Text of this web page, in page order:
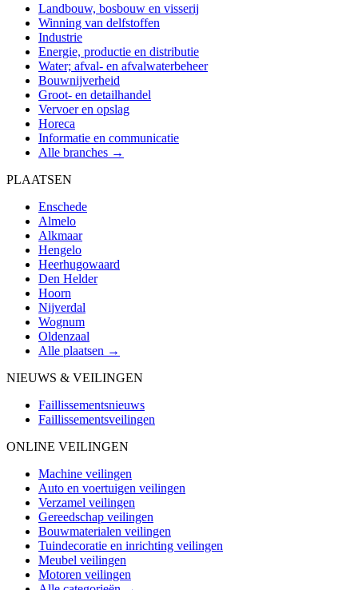
Landbouw, bosbouw en visserij
Winning van delfstoffen
Industrie
Energie, productie en distributie
Water; afval- en afvalwaterbeheer
Bouwnijverheid
Groot- en detailhandel
Vervoer en opslag
Horeca
Informatie en communicatie
Alle branches →
PLAATSEN
Enschede
Almelo
Alkmaar
Hengelo
Heerhugowaard
Den Helder
Hoorn
Nijverdal
Wognum
Oldenzaal
Alle plaatsen →
NIEUWS & VEILINGEN
Faillissementsnieuws
Faillissementsveilingen
ONLINE VEILINGEN
Machine veilingen
Auto en voertuigen veilingen
Verzamel veilingen
Gereedschap veilingen
Bouwmaterialen veilingen
Tuindecoratie en inrichting veilingen
Meubel veilingen
Motoren veilingen